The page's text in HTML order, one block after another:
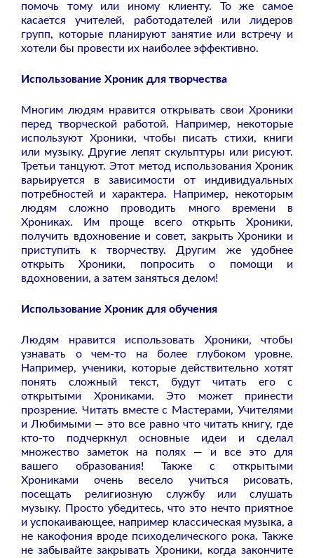
помочь тому или иному клиенту. То же самое
касается учителей, работодателей или лидеров
групп, которые планируют занятие или встречу и
хотели бы провести их наиболее эффективно.
Использование Хроник для творчества
Многим людям нравится открывать свои Хроники
перед творческой работой. Например, некоторые
используют Хроники, чтобы писать стихи, книги
или музыку. Другие лепят скульптуры или рисуют.
Третьи танцуют. Этот метод использования Хроник
варьируется в зависимости от индивидуальных
потребностей и характера. Например, некоторым
людям сложно проводить много времени в
Хрониках. Им проще всего открыть Хроники,
получить вдохновение и совет, закрыть Хроники и
приступить к творчеству. Другим же удобнее
открыть Хроники, попросить о помощи и
вдохновении, а затем заняться делом!
Использование Хроник для обучения
Людям нравится использовать Хроники, чтобы
узнавать о чем-то на более глубоком уровне.
Например, ученики, которые действительно хотят
понять сложный текст, будут читать его с
открытыми Хрониками. Это может принести
прозрение. Читать вместе с Мастерами, Учителями
и Любимыми — это все равно что читать книгу, где
кто-то подчеркнул основные идеи и сделал
множество заметок на полях — и все это для
вашего образования! Также с открытыми
Хрониками очень весело учиться рисовать,
посещать религиозную службу или слушать
музыку. Просто убедитесь, что это нечто приятное
и успокаивающее, например классическая музыка, а
не какофония вроде психоделического рока. Также
не забывайте закрывать Хроники, когда закончите